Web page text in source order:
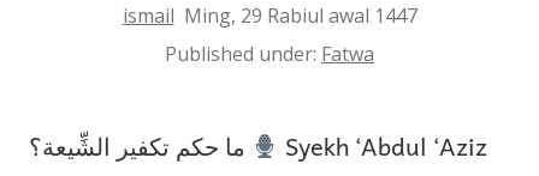
ismail Ming, 29 Rabiul awal 1447
Published under: Fatwa
Syekh ‘Abdul ‘Aziz